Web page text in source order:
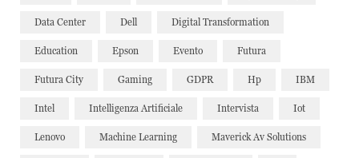
Data Center Dell Digital Transformation
Education Epson Evento Futura
Futura City Gaming GDPR Hp IBM
Intel Intelligenza Artificiale Intervista Iot
Lenovo Machine Learning Maverick Av Solutions